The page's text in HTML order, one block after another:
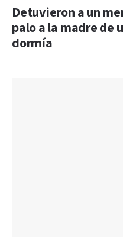
Detuvieron a un
palo a la madre de
dormía